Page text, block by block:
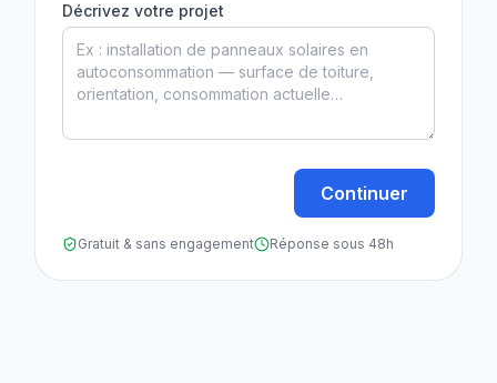
Décrivez votre projet
Continuer
Gratuit & sans engagement Réponse sous 48h